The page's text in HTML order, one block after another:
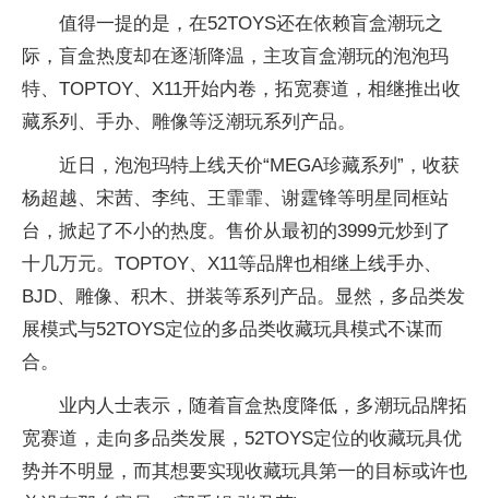
值得一提的是，在52TOYS还在依赖盲盒潮玩之
际，盲盒热度却在逐渐降温，主攻盲盒潮玩的泡泡玛
特、TOPTOY、X11开始内卷，拓宽赛道，相继推出收
藏系列、手办、雕像等泛潮玩系列产品。
近日，泡泡玛特上线天价“MEGA珍藏系列”，收获
杨超越、宋茜、李纯、王霏霏、谢霆锋等明星同框站
台，掀起了不小的热度。售价从最初的3999元炒到了
十几万元。TOPTOY、X11等品牌也相继上线手办、
BJD、雕像、积木、拼装等系列产品。显然，多品类发
展模式与52TOYS定位的多品类收藏玩具模式不谋而
合。
业内人士表示，随着盲盒热度降低，多潮玩品牌拓
宽赛道，走向多品类发展，52TOYS定位的收藏玩具优
势并不明显，而其想要实现收藏玩具第一的目标或许也